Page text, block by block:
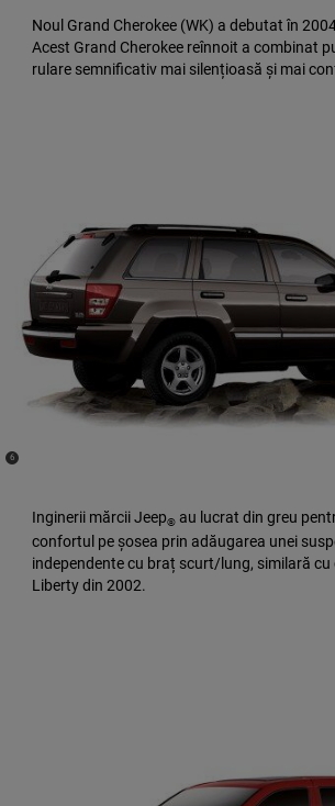
Noul Grand Cherokee (WK) a debutat în
Acest Grand Cherokee reînnoit a combinat
rulare semnificativ mai silențioasă și mai
Inginerii mărcii Jeep® au lucrat din greu
confortul pe șosea prin adăugarea unei
independente cu braț scurt/lung, similară cu
Liberty din 2002.
(
Disclosure
6)